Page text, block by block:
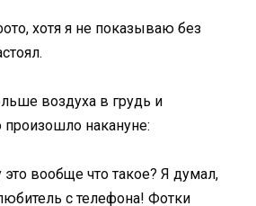
хотя я не показываю без
воздуха в грудь и
произошло накануне:
вообще что такое? Я думал,
с телефона! Фотки